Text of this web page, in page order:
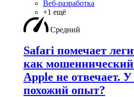
Веб-разработка
+1 ещё
Средний
Safari помечает
как
Apple не отвечает.
похожий опыт?